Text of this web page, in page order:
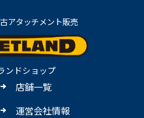
アタッチメント販売
ンドショップ
店舗一覧
運営会社情報